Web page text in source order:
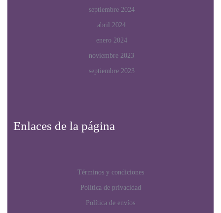
septiembre 2024
abril 2024
enero 2024
noviembre 2023
septiembre 2023
Enlaces de la página
Términos y condiciones
Política de privacidad
Política de envíos